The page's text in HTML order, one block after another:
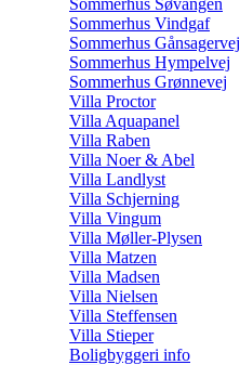
Sommerhus Søvangen
Sommerhus Vindgaf
Sommerhus Gånsagervej
Sommerhus Hympelvej
Sommerhus Grønnevej
Villa Proctor
Villa Aquapanel
Villa Raben
Villa Noer & Abel
Villa Landlyst
Villa Schjerning
Villa Vingum
Villa Møller-Plysen
Villa Matzen
Villa Madsen
Villa Nielsen
Villa Steffensen
Villa Stieper
Boligbyggeri info